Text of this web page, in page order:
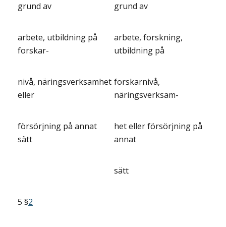
grund av
grund av
arbete, utbildning på
forskar-
arbete, forskning,
utbildning på
nivå, näringsverksamhet
eller
forskarnivå,
näringsverksam-
försörjning på annat
sätt
het eller försörjning på
annat
sätt
5 §2